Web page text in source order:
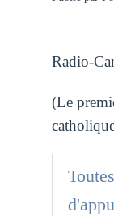
Radio-
(Le